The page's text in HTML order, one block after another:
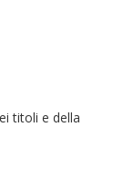
titoli e della